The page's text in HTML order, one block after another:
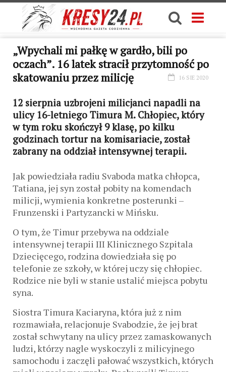
„Wpychali mi pałkę w gardło, bili po
oczach”. 16 latek stracił przytomność po
skatowaniu przez milicję
16 SIE 2020
12 sierpnia uzbrojeni milicjanci napadli na
ulicy 16-letniego Timura M. Chłopiec, który
w tym roku skończył 9 klasę, po kilku
godzinach tortur na komisariacie, został
zabrany na oddział intensywnej terapii.
Jak powiedziała radiu Svaboda matka chłopca,
Tatiana, jej syn został pobity na komendach
milicji, wymienia konkretne posterunki –
Frunzenski i Partyzancki w Mińsku.
O tym, że Timur przebywa na oddziale
intensywnej terapii III Klinicznego Szpitala
Dziecięcego, rodzina dowiedziała się po
telefonie ze szkoły, w której uczy się chłopiec.
Rodzice nie byli w stanie ustalić miejsca pobytu
syna.
Siostra Timura Kaciaryna, która już z nim
rozmawiała, relacjonuje Svabodzie, że jej brat
został schwytany na ulicy przez zamaskowanych
ludzi, którzy nagle wyskoczyli z milicyjnego
samochodu i zaczęli pałować wszystkich, których